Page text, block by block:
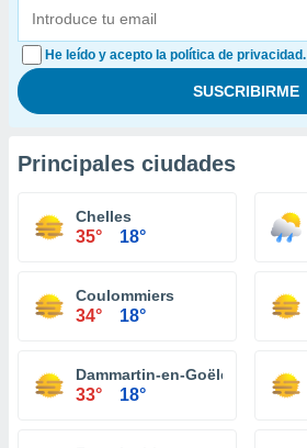
He leído y acepto la política de privacidad.
Principales ciudades
Chelles
35° 18°
Coulommiers
34° 18°
Dammartin-en-Goële
33° 18°